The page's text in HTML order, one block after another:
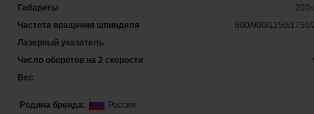
Габариты
Частота вращения шпинделя
600/900/1250/
Лазерный указатель
Число оборотов на 2 скорости
Вес
Родина бренда: Россия